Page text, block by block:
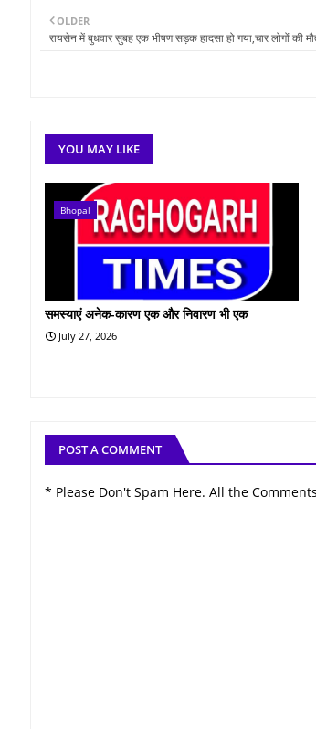
OLDER
रायसेन में बुधवार सुबह एक भीषण सड़क हादसा हो गया,चार लोगों की
YOU MAY LIKE
Bhopal
समस्याएं अनेक-कारण एक और निवारण भी एक
July 27, 2026
POST A COMMENT
* Please Don't Spam Here. All the